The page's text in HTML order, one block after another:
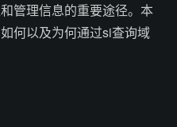
管理信息的重要途径。本
何以及为何通过si查询域